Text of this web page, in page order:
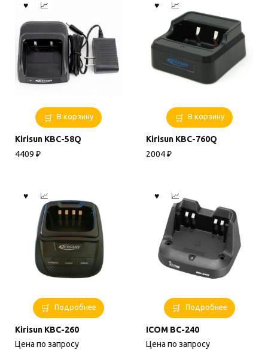
В корзину
Kirisun KBC-58Q
4409 ₽
В корзину
Kirisun KBC-760Q
2004₽
Подробнее
Kirisun KBC-260
Цена по запросу
Подробнее
ICOM BC-240
Цена по запросу